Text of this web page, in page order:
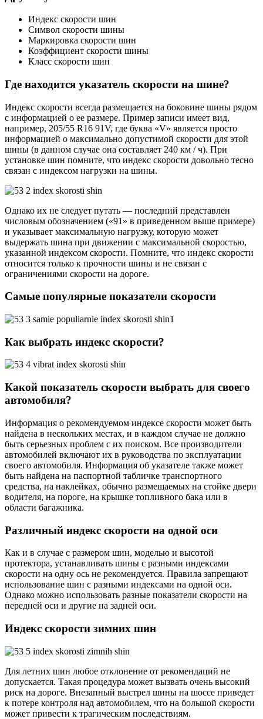
Индекс скорости шин
Символ скорости шины
Маркировка скорости шин
Коэффициент скорости шины
Класс скорости шин
Где находится указатель скорости на шине?
Индекс скорости всегда размещается на боковине шины рядом
с информацией о ее размере. Пример записи имеет вид,
например, 205/55 R16 91V, где буква «V» является просто
информацией о максимально допустимой скорости для этой
шины (в данном случае она составляет 240 км / ч). При
установке шин помните, что индекс скорости довольно тесно
связан с индексом нагрузки на шины.
Однако их не следует путать — последний представлен
числовым обозначением («91» в приведенном выше примере)
и указывает максимальную нагрузку, которую может
выдержать шина при движении с максимальной скоростью,
указанной индексом скорости. Помните, что индекс скорости
относится только к прочности шины и не связан с
ограничениями скорости на дороге.
Самые популярные показатели скорости
Как выбрать индекс скорости?
Какой показатель скорости выбрать для своего
автомобиля?
Информация о рекомендуемом индексе скорости может быть
найдена в нескольких местах, и в каждом случае не должно
быть серьезных проблем с их поиском. Все производители
автомобилей включают их в руководства по эксплуатации
своего автомобиля. Информация об указателе также может
быть найдена на паспортной табличке транспортного
средства, на наклейках, обычно размещаемых на стойке двери
водителя, на пороге, на крышке топливного бака или в
области багажника.
Различный индекс скорости на одной оси
Как и в случае с размером шин, моделью и высотой
протектора, устанавливать шины с разными индексами
скорости на одну ось не рекомендуется. Правила запрещают
использование шин с разными индексами на одной оси.
Однако можно использовать разные показатели скорости на
передней оси и другие на задней оси.
Индекс скорости зимних шин
Для летних шин любое отклонение от рекомендаций не
допускается. Такая процедура может вызвать очень высокий
риск на дороге. Внезапный выстрел шины на шоссе приведет
к потере контроля над автомобилем, что на большой скорости
может привести к трагическим последствиям.